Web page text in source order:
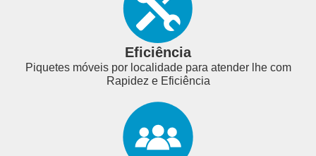
Eficiência
Piquetes móveis por localidade para atender lhe com
Rapidez e Eficiência